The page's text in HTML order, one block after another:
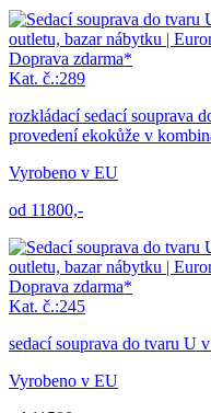
Doprava zdarma*
Kat. č.:289
rozkládací sedací souprava
provedení ekokůže v
Vyrobeno v EU
od 11800,-
Doprava zdarma*
Kat. č.:245
sedací souprava do tvaru U
Vyrobeno v EU